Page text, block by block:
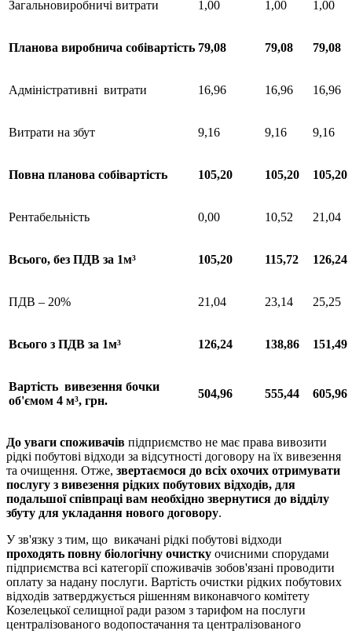
Загальновиробничі витрати 1,00 1,00 1,00
Планова виробнича собівартість 79,08 79,08 79,08
Адміністративні витрати 16,96 16,96 16,96
Витрати на збут 9,16 9,16 9,16
Повна планова собівартість 105,20 105,20 105,20
Рентабельність 0,00 10,52 21,04
Всього, без ПДВ за 1м³ 105,20 115,72 126,24
ПДВ – 20% 21,04 23,14 25,25
Всього з ПДВ за 1м³ 126,24 138,86 151,49
Вартість вивезення бочки
об'ємом 4 м³, грн.
504,96 555,44 605,96
До уваги споживачів підприємство не має права вивозити
рідкі побутові відходи за відсутності договору на їх вивезення
та очищення. Отже, звертаємося до всіх охочих отримувати
послугу з вивезення рідких побутових відходів, для
подальшої співпраці вам необхідно звернутися до відділу
збуту для укладання нового договору.
У зв'язку з тим, що викачані рідкі побутові відходи
проходять повну біологічну очистку очисними спорудами
підприємства всі категорії споживачів зобов'язані проводити
оплату за надану послуги. Вартість очистки рідких побутових
відходів затверджується рішенням виконавчого комітету
Козелецької селищної ради разом з тарифом на послуги
централізованого водопостачання та централізованого